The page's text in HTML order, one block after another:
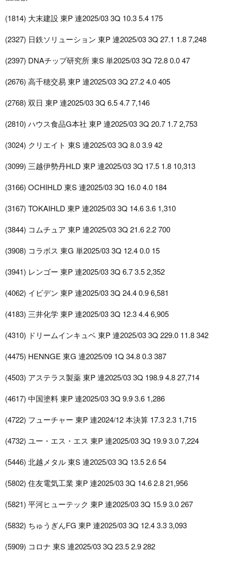
(1814) 大末建設 東P 連2025/03 3Q 10.3 5.4 175
(2327) 日鉄ソリューション 東P 連2025/03 3Q 27.1 1.8 7,248
(2397) DNAチップ研究所 東S 単2025/03 3Q 72.8 0.0 47
(2676) 高千穂交易 東P 連2025/03 3Q 27.2 4.0 405
(2768) 双日 東P 連2025/03 3Q 6.5 4.7 7,146
(2810) ハウス食品G本社 東P 連2025/03 3Q 20.7 1.7 2,753
(3024) クリエイト 東S 連2025/03 3Q 8.0 3.9 42
(3099) 三越伊勢丹HLD 東P 連2025/03 3Q 17.5 1.8 10,313
(3166) OCHIHLD 東S 連2025/03 3Q 16.0 4.0 184
(3167) TOKAIHLD 東P 連2025/03 3Q 14.6 3.6 1,310
(3844) コムチュア 東P 連2025/03 3Q 21.6 2.2 700
(3908) コラボス 東G 単2025/03 3Q 12.4 0.0 15
(3941) レンゴー 東P 連2025/03 3Q 6.7 3.5 2,352
(4062) イビデン 東P 連2025/03 3Q 24.4 0.9 6,581
(4183) 三井化学 東P 連2025/03 3Q 12.3 4.4 6,905
(4310) ドリームインキュベ 東P 連2025/03 3Q 229.0 11.8 342
(4475) HENNGE 東G 連2025/09 1Q 34.8 0.3 387
(4503) アステラス製薬 東P 連2025/03 3Q 198.9 4.8 27,714
(4617) 中国塗料 東P 連2025/03 3Q 9.9 3.6 1,286
(4722) フューチャー 東P 連2024/12 本決算 17.3 2.3 1,715
(4732) ユー・エス・エス 東P 連2025/03 3Q 19.9 3.0 7,224
(5446) 北越メタル 東S 連2025/03 3Q 13.5 2.6 54
(5802) 住友電気工業 東P 連2025/03 3Q 14.6 2.8 21,956
(5821) 平河ヒューテック 東P 連2025/03 3Q 15.9 3.0 267
(5832) ちゅうぎんFG 東P 連2025/03 3Q 12.4 3.3 3,093
(5909) コロナ 東S 連2025/03 3Q 23.5 2.9 282